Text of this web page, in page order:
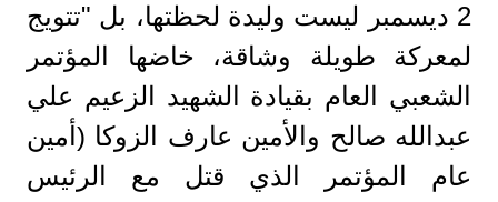
2 ديسمبر ليست وليدة لحظتها، بل "تتويج
لمعركة طويلة وشاقة، خاضها المؤتمر
الشعبي العام بقيادة الشهيد الزعيم علي
عبدالله صالح والأمين عارف الزوكا (أمين
عام المؤتمر الذي قتل مع الرئيس